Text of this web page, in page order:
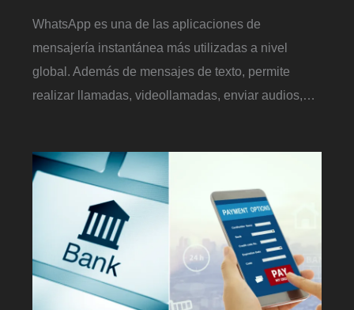
WhatsApp es una de las aplicaciones de
mensajería instantánea más utilizadas a nivel
global. Además de mensajes de texto, permite
realizar llamadas, videollamadas, enviar audios,…